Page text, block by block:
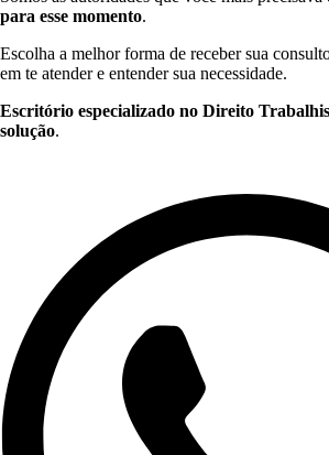
para esse momento.
Escolha a melhor forma de receber sua
em te atender e entender sua necessidade.
Escritório especializado no Direito
solução.